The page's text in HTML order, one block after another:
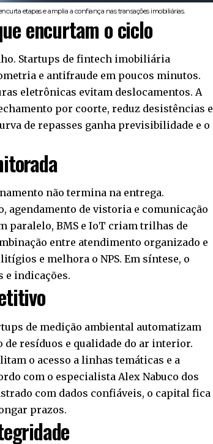
etapas e amplia a confiança nas transações imobiliárias.
encurtam o ciclo
Startups de fintech imobiliária
e antifraude em poucos minutos.
eletrônicas evitam deslocamentos. A
por coorte, reduz desistências e
de repasses ganha previsibilidade e o
não termina na entrega.
agendamento de vistoria e comunicação
paralelo, BMS e IoT criam trilhas de
entre atendimento organizado e
e melhora o NPS. Em síntese, o
e indicações.
de medição ambiental automatizam
de resíduos e qualidade do ar interior.
o acesso a linhas temáticas e a
com o especialista Alex Nabuco dos
com dados confiáveis, o capital fica
prazos.